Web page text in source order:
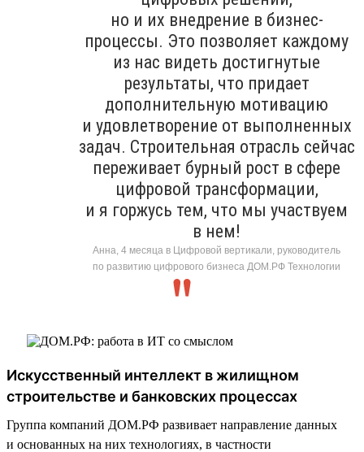
но и их внедрение в бизнес-
процессы. Это позволяет каждому
из нас видеть достигнутые
результаты, что придает
дополнительную мотивацию
и удовлетворение от выполненных
задач. Строительная отрасль сейчас
переживает бурный рост в сфере
цифровой трансформации,
и я горжусь тем, что мы участвуем
в нем!
Анна, 4 месяца в Цифровой вертикали, руководитель
по развитию цифрового бизнеса ДОМ.РФ Технологии
Искусственный интеллект в жилищном
строительстве и банковских процессах
Группа компаний ДОМ.РФ развивает направление данных
и основанных на них технологиях, в частности